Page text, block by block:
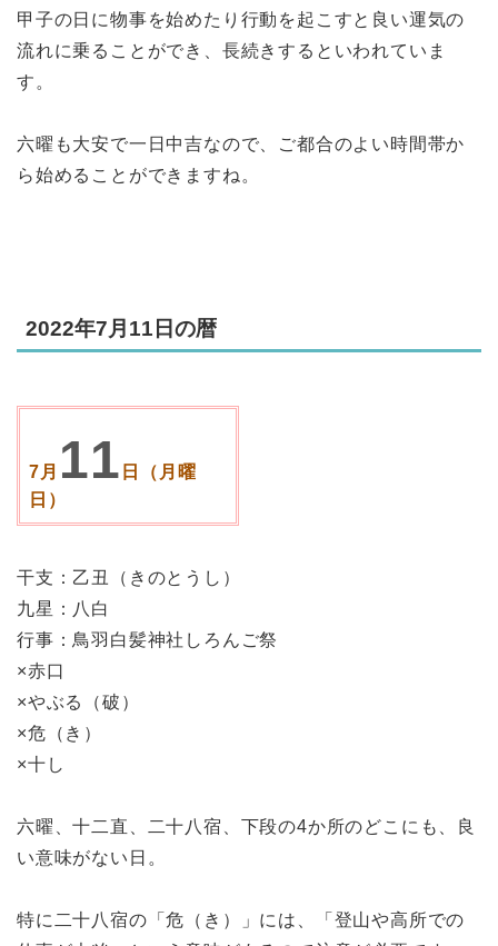
甲子の日に物事を始めたり行動を起こすと良い運気の
流れに乗ることができ、長続きするといわれていま
す。
六曜も大安で一日中吉なので、ご都合のよい時間帯か
ら始めることができますね。
2022年7月11日の暦
7月 11 日（月曜
日）
干支：乙丑（きのとうし）
九星：八白
行事：鳥羽白髪神社しろんご祭
×赤口
×やぶる（破）
×危（き）
×十し
六曜、十二直、二十八宿、下段の4か所のどこにも、良
い意味がない日。
特に二十八宿の「危（き）」には、「登山や高所での